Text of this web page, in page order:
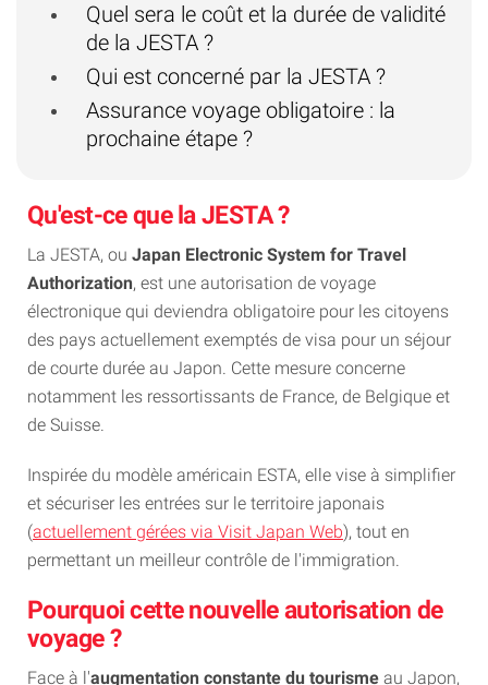
Quel sera le coût et la durée de validité
de la JESTA ?
Qui est concerné par la JESTA ?
Assurance voyage obligatoire : la
prochaine étape ?
Qu'est-ce que la JESTA ?
La JESTA, ou Japan Electronic System for Travel
Authorization, est une autorisation de voyage
électronique qui deviendra obligatoire pour les citoyens
des pays actuellement exemptés de visa pour un séjour
de courte durée au Japon. Cette mesure concerne
notamment les ressortissants de France, de Belgique et
de Suisse.
Inspirée du modèle américain ESTA, elle vise à simplifier
et sécuriser les entrées sur le territoire japonais
(actuellement gérées via Visit Japan Web), tout en
permettant un meilleur contrôle de l'immigration.
Pourquoi cette nouvelle autorisation de
voyage ?
Face à l'augmentation constante du tourisme au Japon,